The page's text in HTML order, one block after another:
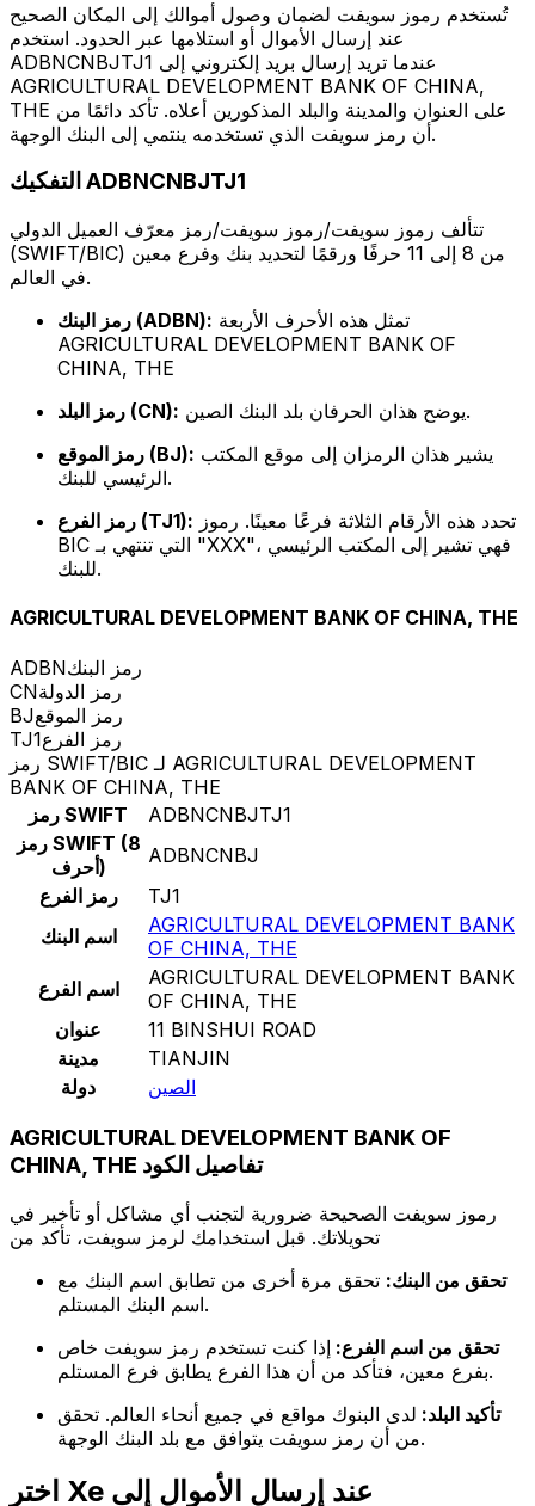
تُستخدم رموز سويفت لضمان وصول أموالك إلى المكان الصحيح
عند إرسال الأموال أو استلامها عبر الحدود. استخدم
ADBNCNBJTJ1 عندما تريد إرسال بريد إلكتروني إلى
AGRICULTURAL DEVELOPMENT BANK OF CHINA,
THE على العنوان والمدينة والبلد المذكورين أعلاه. تأكد دائمًا من
أن رمز سويفت الذي تستخدمه ينتمي إلى البنك الوجهة.
التفكيك ADBNCNBJTJ1
تتألف رموز سويفت/رموز سويفت/رمز معرّف العميل الدولي
(SWIFT/BIC) من 8 إلى 11 حرفًا ورقمًا لتحديد بنك وفرع معين
في العالم.
رمز البنك (ADBN):
AGRICULTURAL DEVELOPMENT BANK OF
CHINA, THE
رمز البلد (CN):
يوضح هذان الحرفان بلد البنك الصين.
رمز الموقع (BJ):
الرئيسي للبنك.
رمز الفرع (TJ1):
BIC التي تنتهي بـ "XXX"، فهي تشير إلى المكتب الرئيسي
للبنك.
AGRICULTURAL DEVELOPMENT BANK OF CHINA, THE
ADBNرمز البنك
CNرمز الدولة
BJرمز الموقع
TJ1رمز الفرع
رمز SWIFT/BIC لـ AGRICULTURAL DEVELOPMENT
BANK OF CHINA, THE
رمز SWIFT
ADBNCNBJTJ1
رمز SWIFT (8
أحرف)
ADBNCNBJ
رمز الفرع
TJ1
اسم البنك
AGRICULTURAL DEVELOPMENT BANK
OF CHINA, THE
اسم الفرع
AGRICULTURAL DEVELOPMENT BANK
OF CHINA, THE
عنوان
11 BINSHUI ROAD
مدينة
TIANJIN
دولة
الصين
AGRICULTURAL DEVELOPMENT BANK OF
CHINA, THE تفاصيل الكود
رموز سويفت الصحيحة ضرورية لتجنب أي مشاكل أو تأخير في
تحويلاتك. قبل استخدامك لرمز سويفت، تأكد من
تحقق من البنك: تحقق مرة أخرى من تطابق اسم البنك مع
اسم البنك المستلم.
تحقق من اسم الفرع: إذا كنت تستخدم رمز سويفت خاص
بفرع معين، فتأكد من أن هذا الفرع يطابق فرع المستلم.
تأكيد البلد: لدى البنوك مواقع في جميع أنحاء العالم. تحقق
من أن رمز سويفت يتوافق مع بلد البنك الوجهة.
اختر Xe عند إرسال الأموال إلى